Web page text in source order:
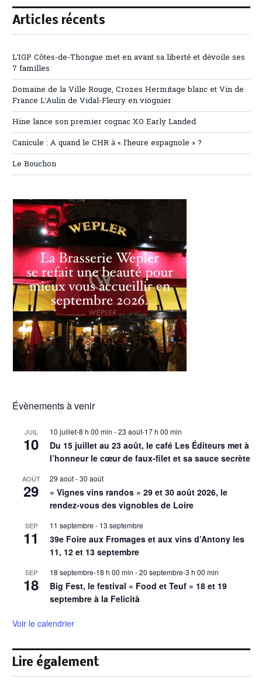
Articles récents
L’IGP Côtes-de-Thongue met en avant sa liberté et dévoile ses
7 familles
Domaine de la Ville Rouge, Crozes Hermitage blanc et Vin de
France L’Aulin de Vidal-Fleury en viognier
Hine lance son premier cognac XO Early Landed
Canicule : A quand le CHR à « l’heure espagnole » ?
Le Bouchon
Évènements à venir
JUIL
10
10 juillet-8 h 00 min -23 août-17 h 00 min
Du 15 juillet au 23 août, le café Les Éditeurs met à
l’honneur le cœur de faux-filet et sa sauce secrète
AOÛT
29
29 août-30 août
« Vignes vins randos » 29 et 30 août 2026, le
rendez-vous des vignobles de Loire
SEP
11
11 septembre - 13 septembre
39e Foire aux Fromages et aux vins d’Antony les
11, 12 et 13 septembre
SEP
18
18 septembre-18 h 00 min -20 septembre-3 h 00 min
Big Fest, le festival « Food et Teuf » 18 et 19
septembre à la Felicità
Voir le calendrier
Lire également